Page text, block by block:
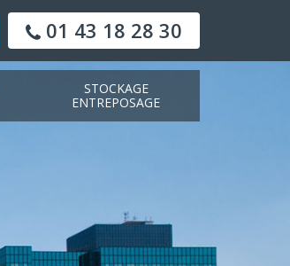
01 43 18 28 30
STOCKAGE
ENTREPOSAGE